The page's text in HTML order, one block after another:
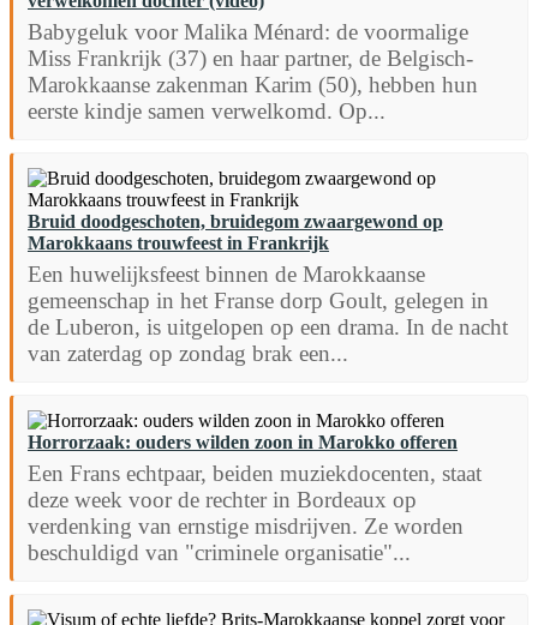
Babygeluk voor Malika Ménard: de voormalige
Miss Frankrijk (37) en haar partner, de Belgisch-
Marokkaanse zakenman Karim (50), hebben hun
eerste kindje samen verwelkomd. Op...
Bruid doodgeschoten, bruidegom zwaargewond op
Marokkaans trouwfeest in Frankrijk
Een huwelijksfeest binnen de Marokkaanse
gemeenschap in het Franse dorp Goult, gelegen in
de Luberon, is uitgelopen op een drama. In de nacht
van zaterdag op zondag brak een...
Horrorzaak: ouders wilden zoon in Marokko offeren
Een Frans echtpaar, beiden muziekdocenten, staat
deze week voor de rechter in Bordeaux op
verdenking van ernstige misdrijven. Ze worden
beschuldigd van "criminele organisatie"...